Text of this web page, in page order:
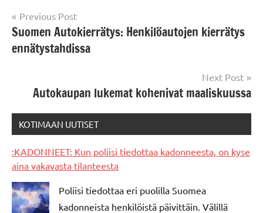
Post
navigation
Previous Post
Suomen Autokierrätys: Henkilöautojen kierrätys
ennätystahdissa
Next Post
Autokaupan lukemat kohenivat maaliskuussa
KOTIMAAN UUTISET
:KADONNEET: Kun poliisi tiedottaa kadonneesta, on kyse
aina vakavasta tilanteesta
Poliisi tiedottaa eri puolilla Suomea
kadonneista henkilöistä päivittäin. Välillä